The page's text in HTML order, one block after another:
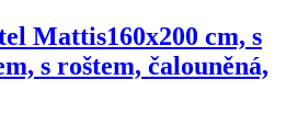
Mattis160x200 cm, s
s roštem, čalouněná,